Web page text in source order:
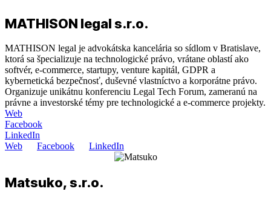
MATHISON legal s.r.o.
MATHISON legal je advokátska kancelária so sídlom v Bratislave,
ktorá sa špecializuje na technologické právo, vrátane oblastí ako
softvér, e-commerce, startupy, venture kapitál, GDPR a
kybernetická bezpečnosť, duševné vlastníctvo a korporátne právo.
Organizuje unikátnu konferenciu Legal Tech Forum, zameranú na
právne a investorské témy pre technologické a e-commerce projekty.
Web
Facebook
LinkedIn
Web
Facebook LinkedIn
Matsuko, s.r.o.